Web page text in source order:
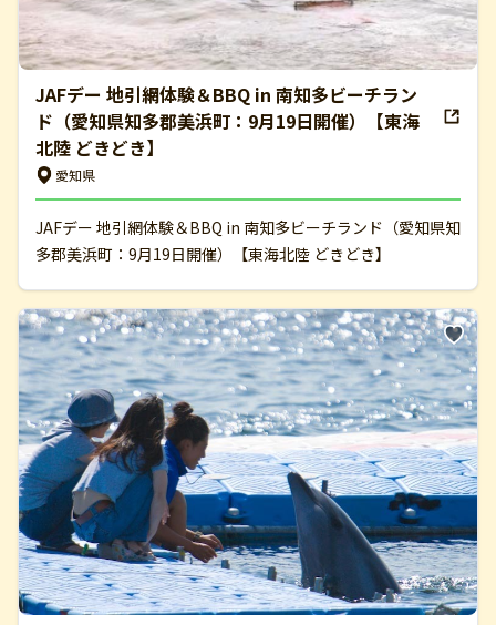
JAFデー 地引網体験＆BBQ in 南知多ビーチラン
ド（愛知県知多郡美浜町：9月19日開催）【東海
北陸 どきどき】
愛知県
JAFデー 地引網体験＆BBQ in 南知多ビーチランド（愛知県知
多郡美浜町：9月19日開催）【東海北陸 どきどき】